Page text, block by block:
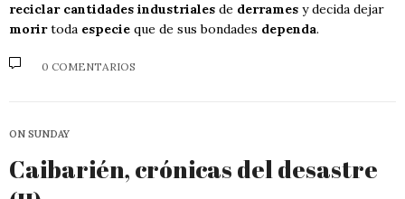
reciclar cantidades industriales de derrames y decida dejar
morirtoda especie que de sus bondades dependa.
0 COMENTARIOS
ON SUNDAY
Caibarién, crónicas del desastre